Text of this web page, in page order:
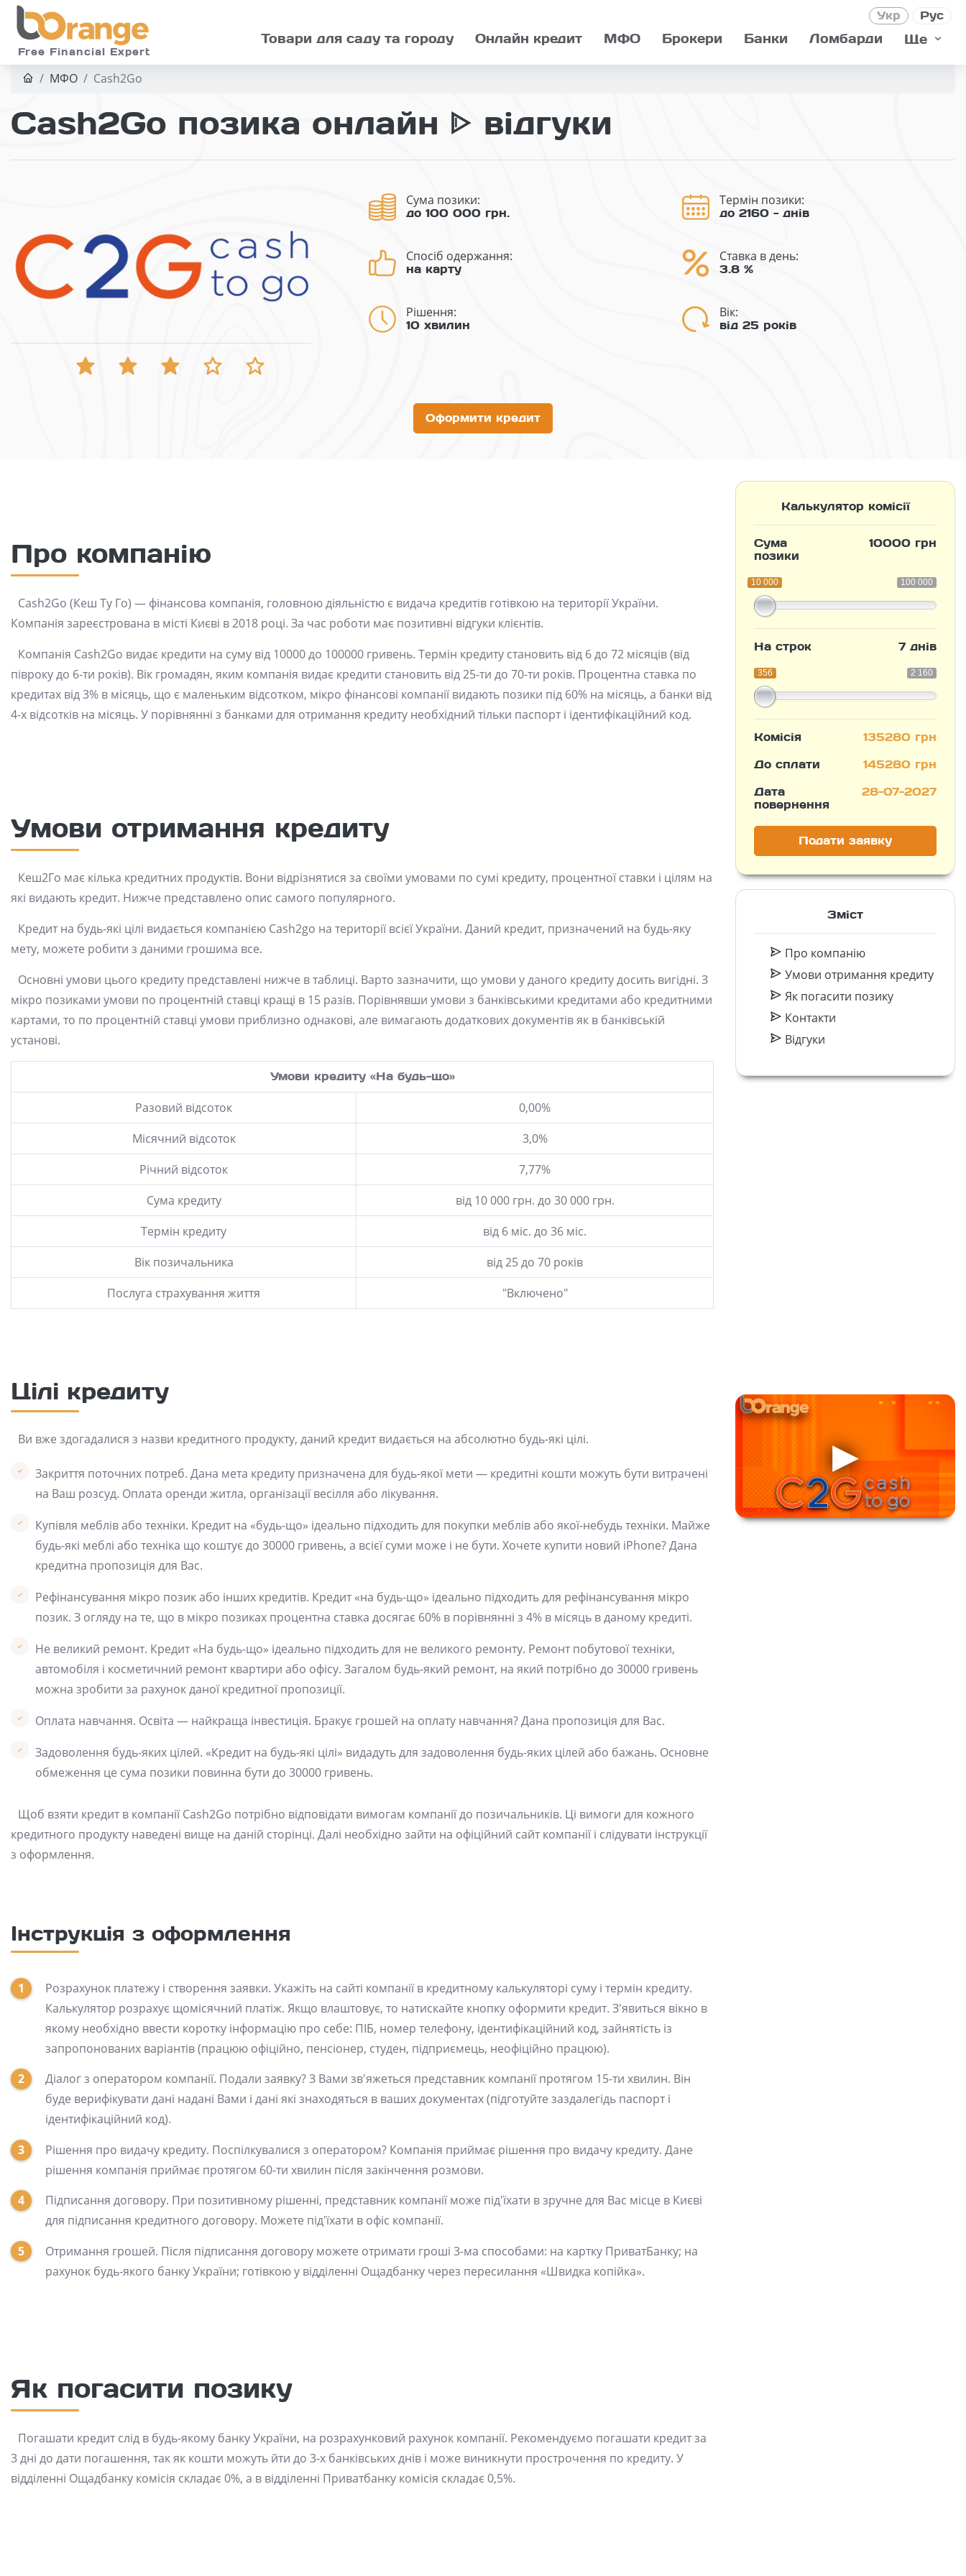
Skip to main
Free Financial Expert
Рус
Укр
Товари для саду та городу Онлайн кредит МФО Брокери Банки Ломбарди Ще
МФО Cash2Go
Cash2Go позика онлайн ᐈ відгуки
Сума позики:
до 100 000 грн.
Термін позики:
до 2160 - днів
Спосіб одержання:
на карту
Ставка в день:
3.8 %
Рішення:
10 хвилин
Вік:
від 25 років
Оформити кредит
Про компанію
Cash2Go (Кеш Ту Го) — фінансова компанія, головною діяльністю є видача кредитів готівкою на території України.
Компанія зареєстрована в місті Києві в 2018 році. За час роботи має позитивні відгуки клієнтів.
Компанія Cash2Go видає кредити на суму від 10000 до 100000 гривень. Термін кредиту становить від 6 до 72 місяців (від
півроку до 6-ти років). Вік громадян, яким компанія видає кредити становить від 25-ти до 70-ти років. Процентна ставка по
кредитах від 3% в місяць, що є маленьким відсотком, мікро фінансові компанії видають позики під 60% на місяць, а банки від
4-х відсотків на місяць. У порівнянні з банками для отримання кредиту необхідний тільки паспорт і ідентифікаційний код.
Умови отримання кредиту
Кеш2Го має кілька кредитних продуктів. Вони відрізнятися за своїми умовами по сумі кредиту, процентної ставки і цілям на
які видають кредит. Нижче представлено опис самого популярного.
Кредит на будь-які цілі видається компанією Cash2go на території всієї України. Даний кредит, призначений на будь-яку
мету, можете робити з даними грошима все.
Основні умови цього кредиту представлені нижче в таблиці. Варто зазначити, що умови у даного кредиту досить вигідні. З
мікро позиками умови по процентній ставці кращі в 15 разів. Порівнявши умови з банківськими кредитами або кредитними
картами, то по процентній ставці умови приблизно однакові, але вимагають додаткових документів як в банківській
установі.
Умови кредиту «На будь-що»
Разовий відсоток
0,00%
Місячний відсоток
3,0%
Річний відсоток
7,77%
Сума кредиту
від 10 000 грн. до 30 000 грн.
Термін кредиту
від 6 міс. до 36 міс.
Вік позичальника
від 25 до 70 років
Послуга страхування життя
"Включено"
Цілі кредиту
Ви вже здогадалися з назви кредитного продукту, даний кредит видається на абсолютно будь-які цілі.
Закриття поточних потреб. Дана мета кредиту призначена для будь-якої мети — кредитні кошти можуть бути витрачені
на Ваш розсуд. Оплата оренди житла, організації весілля або лікування.
Купівля меблів або техніки. Кредит на «будь-що» ідеально підходить для покупки меблів або якої-небудь техніки. Майже
будь-які меблі або техніка що коштує до 30000 гривень, а всієї суми може і не бути. Хочете купити новий iPhone? Дана
кредитна пропозиція для Вас.
Рефінансування мікро позик або інших кредитів. Кредит «на будь-що» ідеально підходить для рефінансування мікро
позик. З огляду на те, що в мікро позиках процентна ставка досягає 60% в порівнянні з 4% в місяць в даному кредиті.
Не великий ремонт. Кредит «На будь-що» ідеально підходить для не великого ремонту. Ремонт побутової техніки,
автомобіля і косметичний ремонт квартири або офісу. Загалом будь-який ремонт, на який потрібно до 30000 гривень
можна зробити за рахунок даної кредитної пропозиції.
Оплата навчання. Освіта — найкраща інвестиція. Бракує грошей на оплату навчання? Дана пропозиція для Вас.
Задоволення будь-яких цілей. «Кредит на будь-які цілі» видадуть для задоволення будь-яких цілей або бажань. Основне
обмеження це сума позики повинна бути до 30000 гривень.
Щоб взяти кредит в компанії Cash2Go потрібно відповідати вимогам компанії до позичальників. Ці вимоги для кожного
кредитного продукту наведені вище на даній сторінці. Далі необхідно зайти на офіційний сайт компанії і слідувати інструкції
з оформлення.
Інструкція з оформлення
Розрахунок платежу і створення заявки. Укажіть на сайті компанії в кредитному калькуляторі суму і термін кредиту.
Калькулятор розрахує щомісячний платіж. Якщо влаштовує, то натискайте кнопку оформити кредит. З'явиться вікно в
якому необхідно ввести коротку інформацію про себе: ПІБ, номер телефону, ідентифікаційний код, зайнятість із
запропонованих варіантів (працюю офіційно, пенсіонер, студен, підприємець, неофіційно працюю).
Діалог з оператором компанії. Подали заявку? З Вами зв'яжеться представник компанії протягом 15-ти хвилин. Він
буде верифікувати дані надані Вами і дані які знаходяться в ваших документах (підготуйте заздалегідь паспорт і
ідентифікаційний код).
Рішення про видачу кредиту. Поспілкувалися з оператором? Компанія приймає рішення про видачу кредиту. Дане
рішення компанія приймає протягом 60-ти хвилин після закінчення розмови.
Підписання договору. При позитивному рішенні, представник компанії може під'їхати в зручне для Вас місце в Києві
для підписання кредитного договору. Можете під'їхати в офіс компанії.
Отримання грошей. Після підписання договору можете отримати гроші 3-ма способами: на картку ПриватБанку; на
рахунок будь-якого банку України; готівкою у відділенні Ощадбанку через пересилання «Швидка копійка».
Як погасити позику
Погашати кредит слід в будь-якому банку України, на розрахунковий рахунок компанії. Рекомендуємо погашати кредит за
3 дні до дати погашення, так як кошти можуть йти до 3-х банківських днів і може виникнути прострочення по кредиту. У
відділенні Ощадбанку комісія складає 0%, а в відділенні Приватбанку комісія складає 0,5%.
Калькулятор комісії
Сума
позики
10000 грн
100 000
10 000
На строк 7 днів
2 160
356
Комісія
135280 грн
До сплати
145280 грн
Дата
повернення
28-07-2027
Подати заявку
Зміст
Про компанію
Умови отримання кредиту
Як погасити позику
Контакти
Відгуки